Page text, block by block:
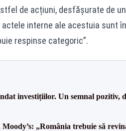
de acțiuni, desfășurate de
interne ale acestuia sunt
respinse categoric”.
investițiilor. Un semnal pozitiv,
„România trebuie să